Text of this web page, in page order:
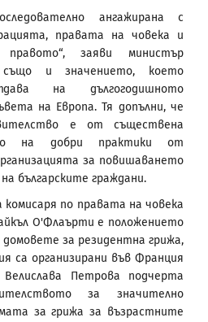
ангажирана с
правата на човека и
заяви министър
и значението, което
на дългогодишното
на Европа. Тя допълни, че
е от съществена
на добри практики от
за повишаването
българските граждани.
по правата на човека
О'Флаърти е положението
за резидентна грижа,
са организирани във Франция
Петрова подчерта
за значително
за грижа за възрастните